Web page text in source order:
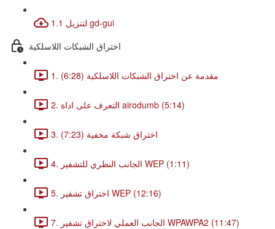
1.1 لتنزيل gd-gui
اختراق الشبكات اللاسلكية
1. مقدمة عن اختراق الشبكات اللاسلكية (6:28)
2. التعرف على اداة airodumb (5:14)
3. اختراق شبكة مخفية (7:23)
4. الجانب النظري للتشفير WEP (1:11)
5. اختراق تشفير WEP (12:16)
7. الجانب العملي لاختراق تشفير WPAWPA2 (11:47)